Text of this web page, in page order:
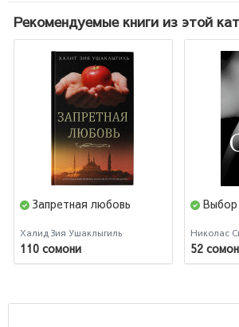
Рекомендуемые книги из этой
Запретная любовь
Халид Зия Ушаклыгиль
110 сомони
Выбор
Николас
52